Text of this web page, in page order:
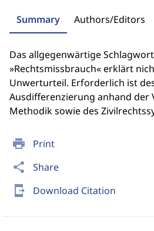
print Print
share Share
send_to_mobile Download Citation
Summary Authors/Editors
Das allgegenwärtige
»Rechtsmissbrauch« erklärt
Unwerturteil. Erforderlich ist
Ausdifferenzierung anhand der
Methodik sowie des